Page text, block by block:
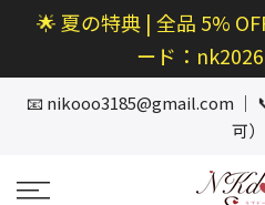
へ
ス
🌟 夏の特典 | 全品 5%
ード：
📧 nikooo3185@gmail.com ｜
可）